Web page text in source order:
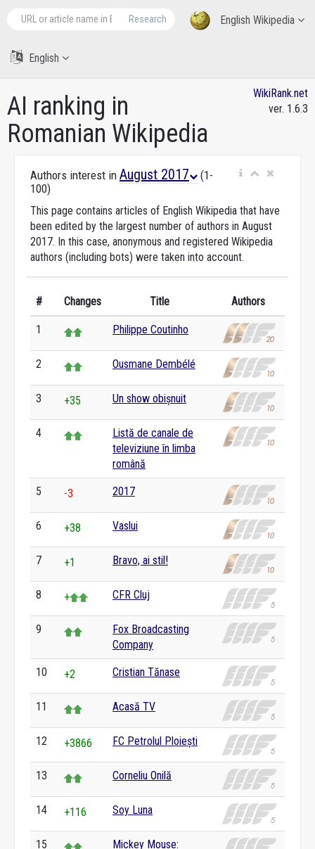
English Wikipedia
Research
English
AI ranking in
Romanian Wikipedia
WikiRank.net
ver. 1.6.3
Authors interest in August 2017
(1-
100)
This page contains articles of English Wikipedia that have
been edited by the largest number of authors in August
2017. In this case, anonymous and registered Wikipedia
authors (including bots) were taken into account.
# Changes Title Authors
1 Philippe Coutinho
2 Ousmane Dembélé
3 +35 Un show obișnuit
4
Listă de canale de
televiziune în limba
română
5 -3 2017
6 +38 Vaslui
7 +1 Bravo, ai stil!
8 + CFR Cluj
9
Fox Broadcasting
Company
10 +2 Cristian Tănase
11 Acasă TV
12 +3866 FC Petrolul Ploiești
13 Corneliu Onilă
14 +116 Soy Luna
15
Mickey Mouse: